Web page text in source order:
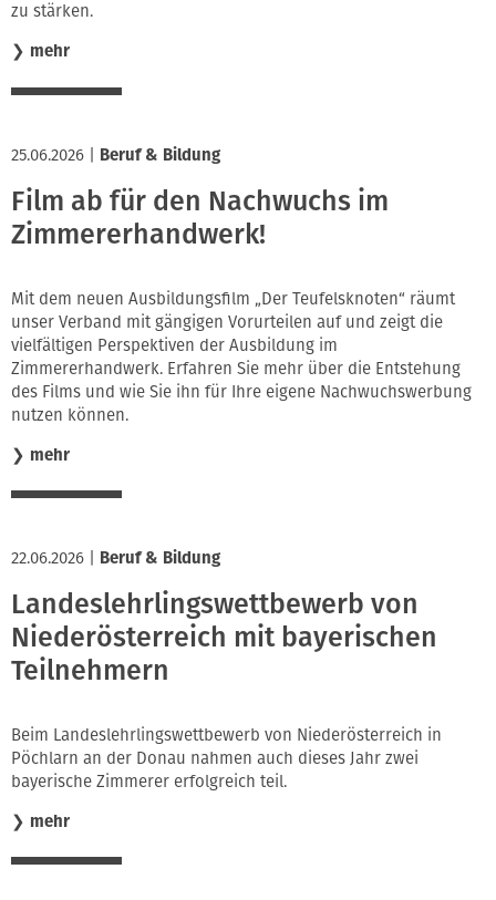
zu stärken.
❯ mehr
25.06.2026 Beruf & Bildung
Film ab für den Nachwuchs im
Zimmererhandwerk!
Mit dem neuen Ausbildungsfilm „Der Teufelsknoten“ räumt
unser Verband mit gängigen Vorurteilen auf und zeigt die
vielfältigen Perspektiven der Ausbildung im
Zimmererhandwerk. Erfahren Sie mehr über die Entstehung
des Films und wie Sie ihn für Ihre eigene Nachwuchswerbung
nutzen können.
❯ mehr
22.06.2026 Beruf & Bildung
Landeslehrlingswettbewerb von
Niederösterreich mit bayerischen
Teilnehmern
Beim Landeslehrlingswettbewerb von Niederösterreich in
Pöchlarn an der Donau nahmen auch dieses Jahr zwei
bayerische Zimmerer erfolgreich teil.
❯ mehr